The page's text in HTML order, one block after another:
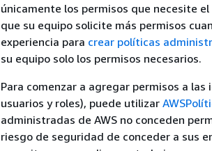
únicamente los permisos que necesite
que su equipo solicite más permisos
experiencia para crear políticas
su equipo solo los permisos necesarios.
Para comenzar a agregar permisos a
usuarios y roles), puede utilizar
administradas de AWS no conceden
riesgo de seguridad de conceder a sus